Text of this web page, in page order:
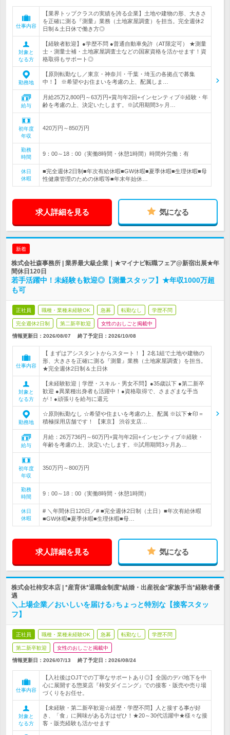
仕事内容
【業界トップクラスの実績を誇る企業】土地や建物の形、大きさ
を正確に測る『測量』業務（土地家屋調査）を担当。完全週休2
日制＆土日休で働き方◎
対象と
なる方
【経験者歓迎】●学歴不問 ●普通自動車免許（AT限定可） ★測量
士・測量士補・土地家屋調査士などの国家資格を活かせます！資
格取得もサポート◎
勤務地
【原則転勤なし／東京・神奈川・千葉・埼玉の各拠点で募集
中！】 ※希望やお住まいを考慮の上、配属しま…
給与
月給25万2,800円～63万円+賞与年2回+インセンティブ※経験・年
齢を考慮の上、決定いたします。※試用期間3ヶ月…
初年度
年収
420万円～850万円
勤務
時間
9：00～18：00（実働8時間・休憩1時間）時間外労働：有
休日
休暇
■完全週休2日制■年次有給休暇■GW休暇■夏季休暇■生理休暇■母
性健康管理のための休暇等■年末年始休…
求人詳細を見る 気になる
新着
株式会社森事務所 | 業界最大級企業｜★マイナビ転職フェア@新宿出展★年
間休日120日
若手活躍中！未経験も歓迎◎【測量スタッフ】★年収1000万超
も可
正社員 職種・業種未経験OK 急募 転勤なし 学歴不問
完全週休2日制 第二新卒歓迎 女性のおしごと掲載中
情報更新日：2026/08/07 終了予定日： 2026/10/08
仕事内容
【 まずはアシスタントからスタート！ 】2名1組で土地や建物の
形、大きさを正確に測る『測量』業務（土地家屋調査）を担当。
★完全週休2日制＆土日休
対象と
なる方
【未経験歓迎｜学歴・スキル・男女不問】●35歳以下 ●第二新卒
歓迎 ●異業種出身者も活躍中！●資格取得で、さまざまな手当
が！●頑張りを給与に還元
勤務地
☆原則転勤なし ☆希望や住まいを考慮の上、配属 ※以下★印＝
積極採用店舗です！ 【東京】 渋谷支店…
給与
月給：26万736円～60万円+賞与年2回+インセンティブ※経験・
年齢を考慮の上、決定いたします。※試用期間3ヶ月あ…
初年度
年収
350万円～800万円
勤務
時間
9：00～18：00（実働8時間・休憩1時間）
休日
休暇
# ＼年間休日120日／# ■完全週休2日制（土日）■年次有給休暇
■GW休暇■夏季休暇■生理休暇■母…
求人詳細を見る 気になる
株式会社柿安本店 | *産育休*退職金制度*結婚・出産祝金*家族手当*経験者優
遇
＼上場企業／おいしいを届ける♪ちょっと特別な【接客スタッ
フ】
正社員 職種・業種未経験OK 急募 転勤なし 学歴不問
第二新卒歓迎 女性のおしごと掲載中
情報更新日：2026/07/13 終了予定日： 2026/08/24
仕事内容
【入社後はOJTでの丁寧なサポートあり◎】全国のデパ地下を中
心に展開する惣菜店『柿安ダイニング』での接客・販売や売り場
づくりをお任せ。
対象と
なる方
【未経験・第二新卒歓迎☆経歴・学歴不問】人と接する事が好
き、「食」に興味がある方はぜひ！★20～30代活躍中★様々な接
客・販売経験も活かせます